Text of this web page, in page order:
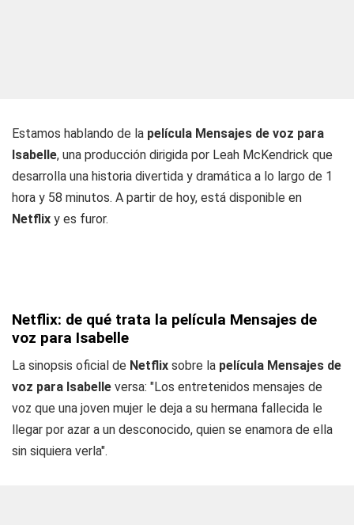
Estamos hablando de la película Mensajes de voz para
Isabelle, una producción dirigida por Leah McKendrick que
desarrolla una historia divertida y dramática a lo largo de 1
hora y 58 minutos. A partir de hoy, está disponible en
Netflix y es furor.
Netflix: de qué trata la película Mensajes de
voz para Isabelle
La sinopsis oficial de Netflix sobre la película Mensajes de
voz para Isabelle versa: "Los entretenidos mensajes de
voz que una joven mujer le deja a su hermana fallecida le
llegar por azar a un desconocido, quien se enamora de ella
sin siquiera verla".